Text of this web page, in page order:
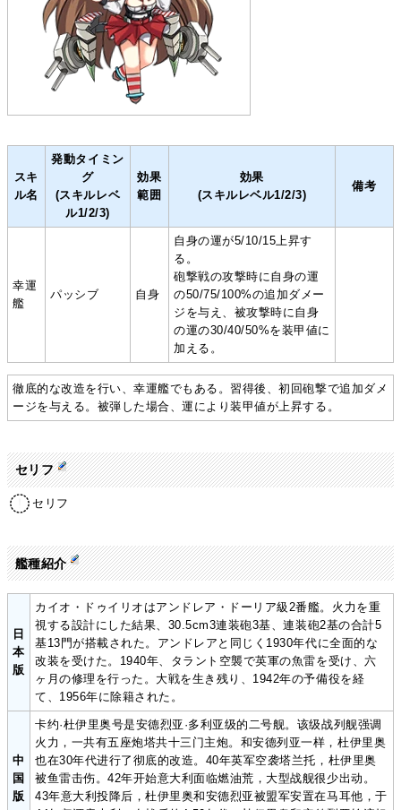
スキ
ル名
発動タイミン
グ
(スキルレベ
ル1/2/3)
効果
範囲
効果
(スキルレベル1/2/3)
備考
幸運
艦
パッシブ 自身
自身の運が5/10/15上昇す
る。
砲撃戦の攻撃時に自身の運
の50/75/100%の追加ダメー
ジを与え、被攻撃時に自身
の運の30/40/50%を装甲値に
加える。
徹底的な改造を行い、幸運艦でもある。習得後、初回砲撃で追加ダメ
ージを与える。被弾した場合、運により装甲値が上昇する。
セリフ
セリフ
艦種紹介
日
本
版
カイオ・ドゥイリオはアンドレア・ドーリア級2番艦。火力を重
視する設計にした結果、30.5cm3連装砲3基、連装砲2基の合計5
基13門が搭載された。アンドレアと同じく1930年代に全面的な
改装を受けた。1940年、タラント空襲で英軍の魚雷を受け、六
ヶ月の修理を行った。大戦を生き残り、1942年の予備役を経
て、1956年に除籍された。
中
国
版
卡约·杜伊里奥号是安德烈亚·多利亚级的二号舰。该级战列舰强调
火力，一共有五座炮塔共十三门主炮。和安德列亚一样，杜伊里奥
也在30年代进行了彻底的改造。40年英军空袭塔兰托，杜伊里奥
被鱼雷击伤。42年开始意大利面临燃油荒，大型战舰很少出动。
43年意大利投降后，杜伊里奥和安德烈亚被盟军安置在马耳他，于